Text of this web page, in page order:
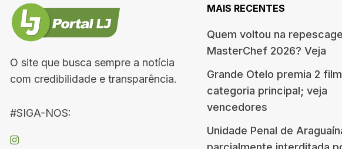
O site que busca sempre a notícia
com credibilidade e transparência.
#SIGA-NOS:
MAIS RECENTES
Quem voltou na
MasterChef 2026? Veja
Grande Otelo premia 2
categoria principal; veja
vencedores
Unidade Penal de